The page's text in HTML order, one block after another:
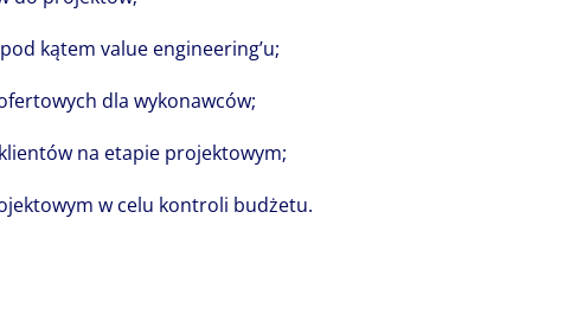
kątem value engineering’u;
dla wykonawców;
na etapie projektowym;
w celu kontroli budżetu.
tyle historii, a to właśnie ludzie stanowią
i stoją za sukcesem każdej firmy.
to niemal pół tysiąca osób pełnych pasji i
wnosi do firmy swoją niepowtarzalną
a razem tworzymy, komplementarną,